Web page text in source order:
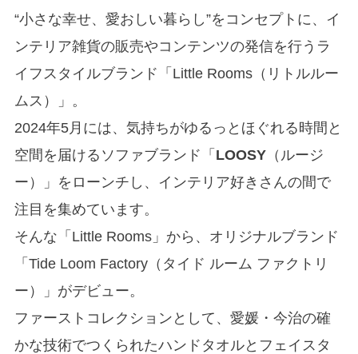
“小さな幸せ、愛おしい暮らし”をコンセプトに、イ
ンテリア雑貨の販売やコンテンツの発信を行うラ
イフスタイルブランド「Little Rooms（リトルルー
ムス）」。
2024年5月には、気持ちがゆるっとほぐれる時間と
空間を届けるソファブランド「 LOOSY（ルージ
ー）」をローンチし、インテリア好きさんの間で
注目を集めています。
そんな「Little Rooms」から、オリジナルブランド
「Tide Loom Factory（タイド ルーム ファクトリ
ー）」がデビュー。
ファーストコレクションとして、愛媛・今治の確
かな技術でつくられたハンドタオルとフェイスタ